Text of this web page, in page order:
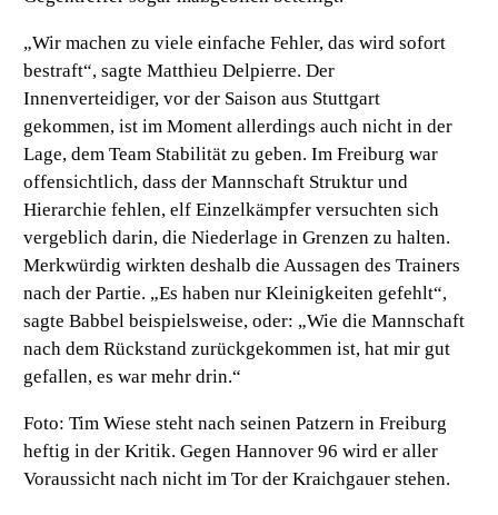
„Wir machen zu viele einfache Fehler, das wird sofort
bestraft“, sagte Matthieu Delpierre. Der
Innenverteidiger, vor der Saison aus Stuttgart
gekommen, ist im Moment allerdings auch nicht in der
Lage, dem Team Stabilität zu geben. Im Freiburg war
offensichtlich, dass der Mannschaft Struktur und
Hierarchie fehlen, elf Einzelkämpfer versuchten sich
vergeblich darin, die Niederlage in Grenzen zu halten.
Merkwürdig wirkten deshalb die Aussagen des Trainers
nach der Partie. „Es haben nur Kleinigkeiten gefehlt“,
sagte Babbel beispielsweise, oder: „Wie die Mannschaft
nach dem Rückstand zurückgekommen ist, hat mir gut
gefallen, es war mehr drin.“
Foto: Tim Wiese steht nach seinen Patzern in Freiburg
heftig in der Kritik. Gegen Hannover 96 wird er aller
Voraussicht nach nicht im Tor der Kraichgauer stehen.